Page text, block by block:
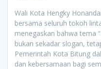
Wali Kota Hengky
bersama seluruh tokoh
menegaskan bahwa tema
bukan sekadar slogan,
Pemerintah Kota Bitung
dan kebersamaan bagi